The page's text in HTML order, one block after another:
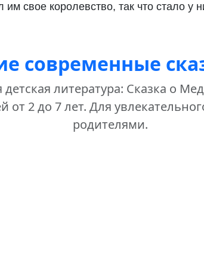
свое королевство, так что стало у
современные
литература: Сказка о
от 2 до 7 лет. Для
родителями.